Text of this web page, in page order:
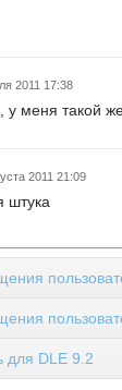
2011 17:38
меня такой же
2011 21:09
штука
для DLE 9.2